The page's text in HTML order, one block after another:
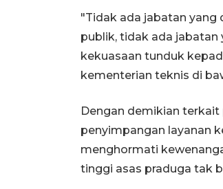
"Tidak ada jabatan yang
publik, tidak ada jabatan
kekuasaan tunduk
kementerian teknis di
Dengan demikian
penyimpangan layanan
menghormati
tinggi asas praduga tak